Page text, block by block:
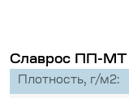
Славрос ПП-МТ
Плотность, г/м2: